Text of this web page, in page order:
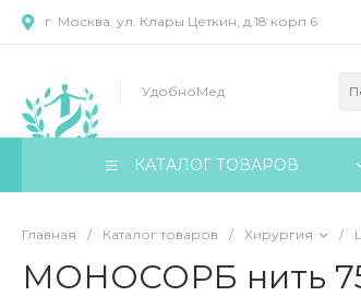
г. Москва, ул. Клары Цеткин, д.18 корп.6
УдобноМед
КАТАЛОГ ТОВАРОВ
Главная / Каталог товаров / Хирургия /
МОНОСОРБ нить